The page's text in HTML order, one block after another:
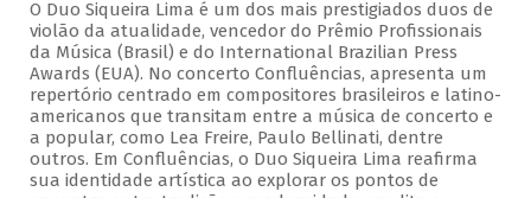
O Duo Siqueira Lima é um dos mais prestigiados duos de
violão da atualidade, vencedor do Prêmio Profissionais
da Música (Brasil) e do International Brazilian Press
Awards (EUA). No concerto Confluências, apresenta um
repertório centrado em compositores brasileiros e latino-
americanos que transitam entre a música de concerto e
a popular, como Lea Freire, Paulo Bellinati, dentre
outros. Em Confluências, o Duo Siqueira Lima reafirma
sua identidade artística ao explorar os pontos de